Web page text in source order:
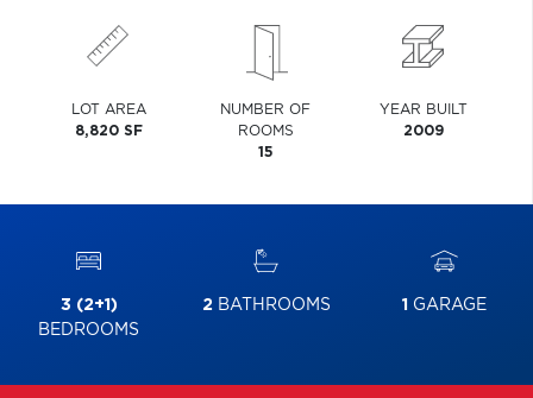
LOT AREA
8,820 SF
NUMBER OF
ROOMS
15
YEAR BUILT
2009
3 (2+1)
BEDROOMS
2BATHROOMS 1 GARAGE